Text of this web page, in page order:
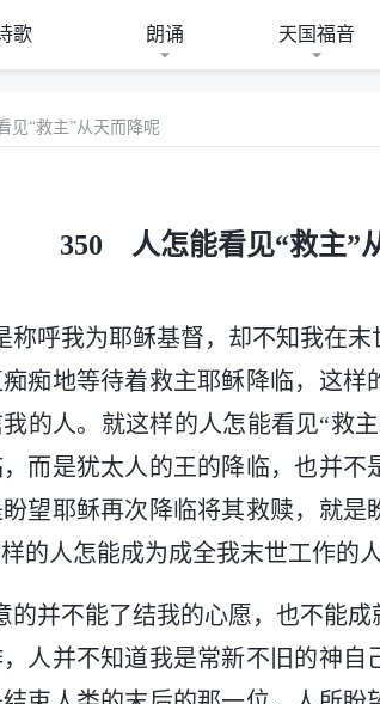
歌 朗诵 天国福音
“救主”从天而降呢
350 人怎能看见“救主”
呼我为耶稣基督，却不知我在末
痴地等待着救主耶稣降临，这样
的人。就这样的人怎能看见“救
而是犹太人的王的降临，也并不
望耶稣再次降临将其救赎，就是
的人怎能成为成全我末世工作的人
并不能了结我的心愿，也不能成
人并不知道我是常新不旧的神自